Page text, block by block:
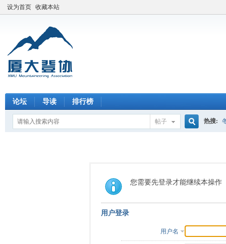
设为首页 收藏本站
论坛 导读 排行榜
帖子
索
热搜:
您需要先登录才能继续本操作
用户登录
用户名